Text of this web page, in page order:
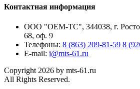
Контактная информация
ООО "ОЕМ-ТС", 344038, г.
68, оф. 9
Телефоны: 8 (863) 209-81-59 8
E-mail: i@mts-61.ru
Copyright 2026 by mts-61.ru
All Rights Reserved.